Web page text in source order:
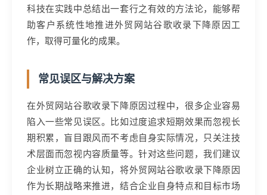
科技在实践中总结出一套行之有效的方法论，能够帮
助客户系统性地推进外贸网站谷歌收录下降原因工
作，取得可量化的成果。
常见误区与解决方案
在外贸网站谷歌收录下降原因过程中，很多企业容易
陷入一些常见误区。比如过度追求短期效果而忽视长
期积累，盲目跟风而不考虑自身实际情况，只关注技
术层面而忽视内容质量等。针对这些问题，我们建议
企业树立正确的认知，将外贸网站谷歌收录下降原因
作为长期战略来推进，结合企业自身特点和目标市场